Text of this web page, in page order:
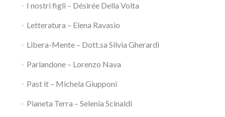
I nostri figli – Désirée Della Volta
Letteratura – Elena Ravasio
Libera-Mente – Dott.sa Silvia Gherardi
Parlandone – Lorenzo Nava
Past it – Michela Giupponi
Pianeta Terra – Selenia Scinaldi